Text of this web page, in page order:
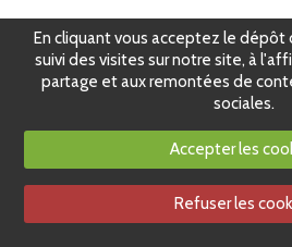
En cliquant vous acceptez le dépôt
suivi des visites sur notre site, à
partage et aux remontées de
sociales.
Accepter les
Refuser les